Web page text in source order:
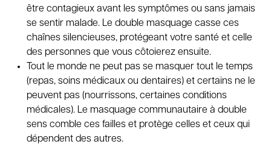
être contagieux avant les symptômes ou sans jamais
se sentir malade. Le double masquage casse ces
chaînes silencieuses, protégeant votre santé et celle
des personnes que vous côtoierez ensuite.
Tout le monde ne peut pas se masquer tout le temps
(repas, soins médicaux ou dentaires) et certains ne le
peuvent pas (nourrissons, certaines conditions
médicales). Le masquage communautaire à double
sens comble ces failles et protège celles et ceux qui
dépendent des autres.